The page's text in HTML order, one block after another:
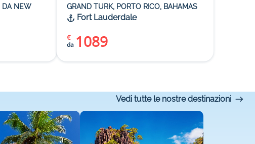
DA NEW
GRAND TURK, PORTO RICO, BAHAMAS
Fort Lauderdale
da 1089
€
Vedi tutte le nostre destinazioni